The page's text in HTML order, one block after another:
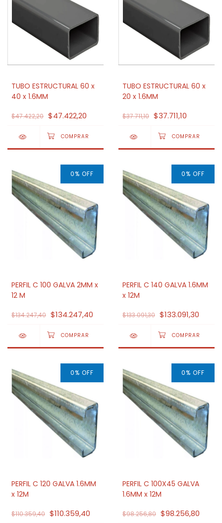
TUBO ESTRUCTURAL 60 x
40 x 1.6MM
$47.422,20 $47.422,20
TUBO ESTRUCTURAL 60 x
20 x 1.6MM
$37.711,10 $37.711,10
0% OFF
PERFIL C 100 GALVA 2MM x
12 M
$134.247,40 $134.247,40
0% OFF
PERFIL C 140 GALVA 1.6MM
x 12M
$133.091,30 $133.091,30
0% OFF
PERFIL C 120 GALVA 1.6MM
x 12M
$110.359,40 $110.359,40
0% OFF
PERFIL C 100X45 GALVA
1.6MM x 12M
$98.256,80 $98.256,80